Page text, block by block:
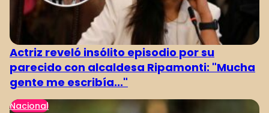
Actriz reveló insólito episodio por su
parecido con alcaldesa Ripamonti: "Mucha
gente me escribía..."
Nacional